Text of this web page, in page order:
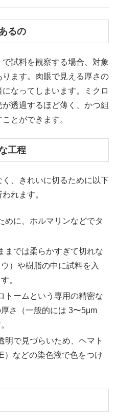
るの
試料を観察する場合、対象
ます。肉眼で見える厚さの
なってしまいます。ミクロ
透過するほど薄く、かつ組
とができます。
工程
、きれいに切るために以下
れます。
めに、ホルマリンなどでタ
までは柔らかすぎて切れな
）や樹脂の中に試料を入
。
トームという専用の精密な
さ（一般的には 3〜5μm
明で見づらいため、ヘマト
）などの染色液で色をつけ